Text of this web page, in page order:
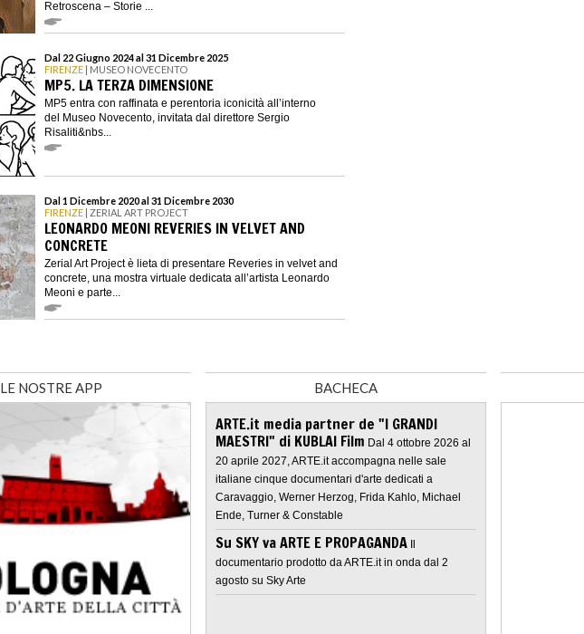
Retroscena – Storie ...
Dal 22 Giugno 2024 al 31 Dicembre 2025
FIRENZE | MUSEO NOVECENTO
MP5. LA TERZA DIMENSIONE
MP5 entra con raffinata e perentoria iconicità all’interno
del Museo Novecento, invitata dal direttore Sergio
Risaliti&nbs...
Dal 1 Dicembre 2020 al 31 Dicembre 2030
FIRENZE | ZERIAL ART PROJECT
LEONARDO MEONI REVERIES IN VELVET AND
CONCRETE
Zerial Art Project è lieta di presentare Reveries in velvet and
concrete, una mostra virtuale dedicata all’artista Leonardo
Meoni e parte...
LE NOSTRE APP BACHECA
ARTE.it media partner de "I GRANDI
MAESTRI" di KUBLAI Film Dal 4 ottobre 2026 al
20 aprile 2027, ARTE.it accompagna nelle sale
italiane cinque documentari d'arte dedicati a
Caravaggio, Werner Herzog, Frida Kahlo, Michael
Ende, Turner & Constable
Su SKY va ARTE E PROPAGANDA
documentario prodotto da ARTE.it in onda dal 2
agosto su Sky Arte